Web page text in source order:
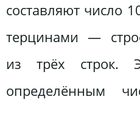
составляют число
терцинами —
из трёх строк.
определённым